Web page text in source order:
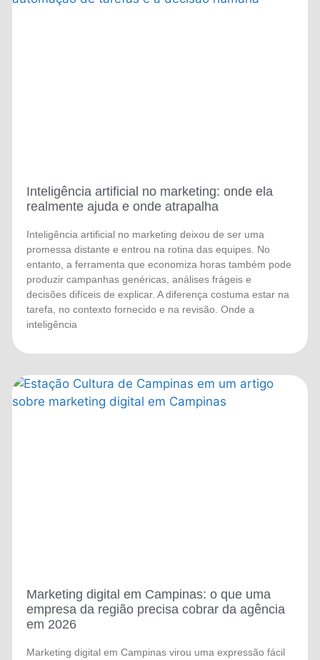
Inteligência artificial no marketing: onde ela
realmente ajuda e onde atrapalha
Inteligência artificial no marketing deixou de ser uma
promessa distante e entrou na rotina das equipes. No
entanto, a ferramenta que economiza horas também pode
produzir campanhas genéricas, análises frágeis e
decisões difíceis de explicar. A diferença costuma estar na
tarefa, no contexto fornecido e na revisão. Onde a
inteligência
Marketing digital em Campinas: o que uma
empresa da região precisa cobrar da agência
em 2026
Marketing digital em Campinas virou uma expressão fácil